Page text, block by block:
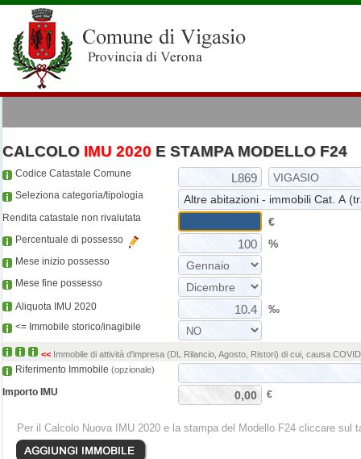
CALCOLO IMU 2020E STAMPA MODELLO F24
Codice Catastale Comune
Seleziona categoria/tipologia
Rendita catastale non rivalutata
€
Percentuale di possesso %
Mese inizio possesso
Mese fine possesso
Aliquota IMU 2020 ‰
<= Immobile storico/inagibile
<<Immobile di attività d'impresa (DL Rilancio, Agosto, Ristori) di cui, causa
Riferimento Immobile (opzionale)
Importo IMU €
Per il Calcolo Nuova IMU 2020 e la stampa del Modello F24 cliccare sul